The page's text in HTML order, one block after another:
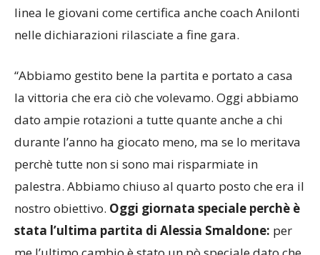
linea le giovani come certifica anche coach Anilonti
nelle dichiarazioni rilasciate a fine gara.
“Abbiamo gestito bene la partita e portato a casa
la vittoria che era ciò che volevamo. Oggi abbiamo
dato ampie rotazioni a tutte quante anche a chi
durante l’anno ha giocato meno, ma se lo meritava
perchè tutte non si sono mai risparmiate in
palestra. Abbiamo chiuso al quarto posto che era il
nostro obiettivo. Oggi giornata speciale perchè è
stata l’ultima partita di Alessia Smaldone: per